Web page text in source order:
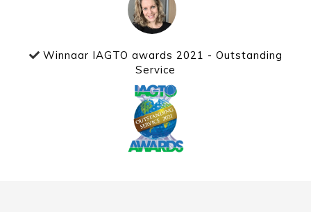
Winnaar IAGTO awards 2021 - Outstanding
Service